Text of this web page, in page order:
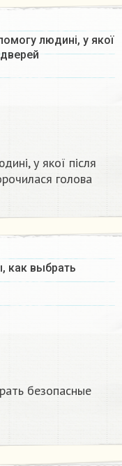
людині, у якої
у якої після
голова
как выбрать
безопасные